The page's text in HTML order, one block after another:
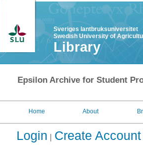
Sveriges lantbruksuniversitet
Swedish University of
Library
Epsilon Archive for Student
Home About
Login Create Account